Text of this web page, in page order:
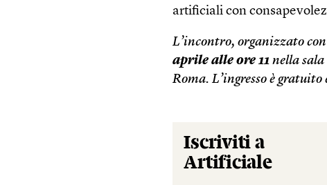
artificiali con
L’incontro, organizzato
aprile alle ore 11 nella
Roma. L’ingresso è gratuito
Iscriviti a
Artificiale